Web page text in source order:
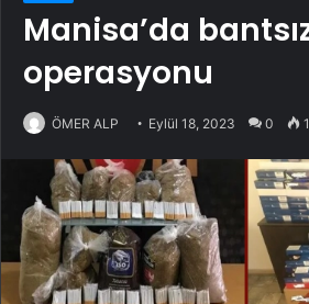
Manisa’da
operasyonu
ÖMER ALP Eylül 18, 2023 0